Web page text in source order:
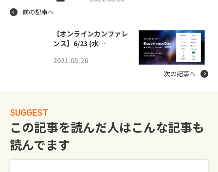
前の記事へ
【オンラインカンファレ
ンス】6/23 (水…
2021.05.26
次の記事へ
SUGGEST
この記事を読んだ人はこんな記事も
読んでます